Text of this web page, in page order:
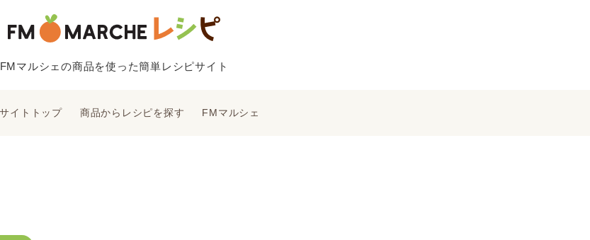
FMマルシェの商品を使った簡単レシピサイト
イトトップ 商品からレシピを探す FMマルシェ